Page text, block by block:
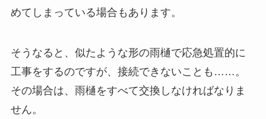
めてしまっている場合もあります。
そうなると、似たような形の雨樋で応急処置的に
工事をするのですが、接続できないことも……。
その場合は、雨樋をすべて交換しなければなりま
せん。